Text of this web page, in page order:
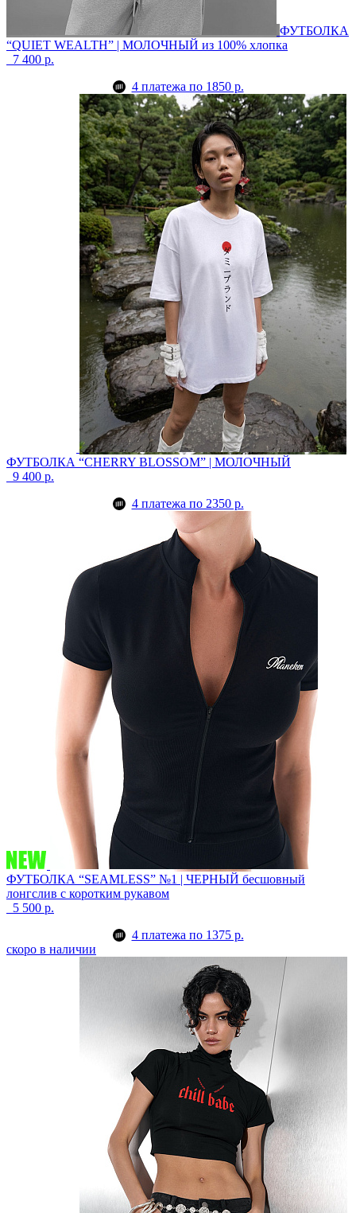
ФУТБОЛКА
“QUIET WEALTH” | МОЛОЧНЫЙ из 100% хлопка
7 400 р.
4 платежа по 1850 р.
ФУТБОЛКА “CHERRY BLOSSOM” | МОЛОЧНЫЙ
9 400 р.
4 платежа по 2350 р.
ФУТБОЛКА “SEAMLESS” №1 | ЧЕРНЫЙ бесшовный
лонгслив с коротким рукавом
5 500 р.
4 платежа по 1375 р.
скоро в наличии